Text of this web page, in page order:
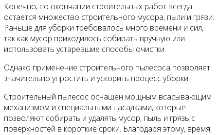
Конечно, по окончании строительных работ всегда
остается множество строительного мусора, пыли и грязи.
Раньше для уборки требовалось много времени и сил,
так как мусор приходилось собирать вручную или
использовать устаревшие способы очистки.
Однако применение строительного пылесоса позволяет
значительно упростить и ускорить процесс уборки.
Строительный пылесос оснащен мощным всасывающим
механизмом и специальными насадками, которые
позволяют собирать и удалять мусор, пыль и грязь с
поверхностей в короткие сроки. Благодаря этому, время,